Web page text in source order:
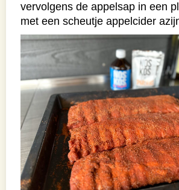
vervolgens de appelsap in een
met een scheutje appelcider